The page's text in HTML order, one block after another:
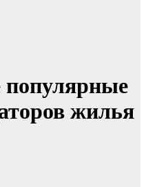
жилья